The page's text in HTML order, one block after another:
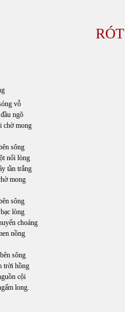
vỗ
ngõ
chờ mong
sông
nổi lòng
tần trắng
mong
sông
lòng
choáng
nồng
sông
trời hồng
cội
long.